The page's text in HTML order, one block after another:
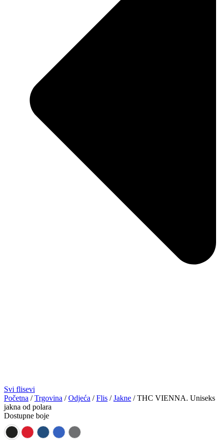
Svi flisevi
Početna /Trgovina /Odjeća /Flis /Jakne / THC VIENNA. Uniseks
jakna od polara
Dostupne boje